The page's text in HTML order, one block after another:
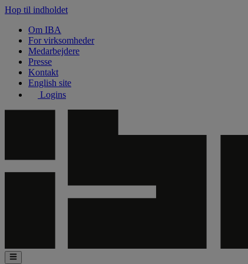
Hop til indholdet
Om IBA
For virksomheder
Medarbejdere
Presse
Kontakt
English site
Logins